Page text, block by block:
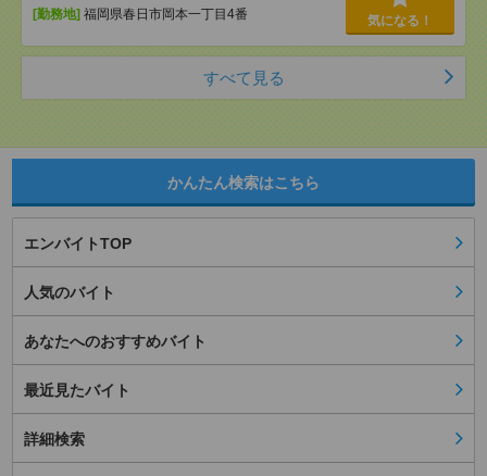
[勤務地] 福岡県春日市岡本一丁目4番 気になる！
すべて見る
かんたん検索はこちら
エンバイトTOP
人気のバイト
あなたへのおすすめバイト
最近見たバイト
詳細検索